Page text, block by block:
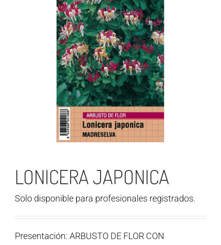
LONICERA JAPONICA
Solo disponible para profesionales registrados.
Presentación: ARBUSTO DE FLOR CON